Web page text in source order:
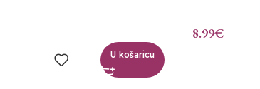
8.99€
U košaricu